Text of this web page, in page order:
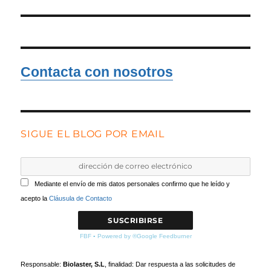
Contacta con nosotros
SIGUE EL BLOG POR EMAIL
Mediante el envío de mis datos personales confirmo que he leído y
acepto laCláusula de Contacto
FBF▪ Powered by ®Google Feedburner
Responsable:Biolaster, S.L , finalidad: Dar respuesta a las solicitudes de